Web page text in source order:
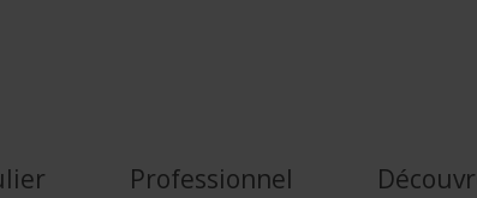
avant
Professionnel